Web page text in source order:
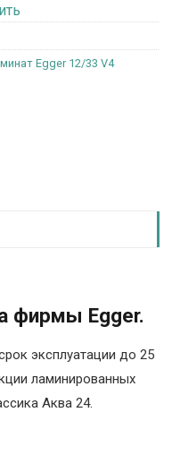
Egger 12/33 V4
фирмы Egger.
эксплуатации до 25
ламинированных
Аква 24.